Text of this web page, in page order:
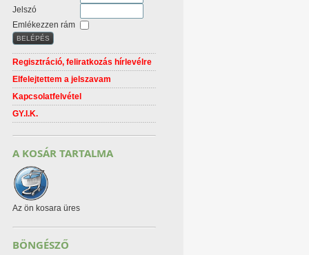
Jelszó
Emlékezzen rám
Regisztráció, feliratkozás hírlevélre
Elfelejtettem a jelszavam
Kapcsolatfelvétel
GY.I.K.
A KOSÁR TARTALMA
Az ön kosara üres
BÖNGÉSZŐ